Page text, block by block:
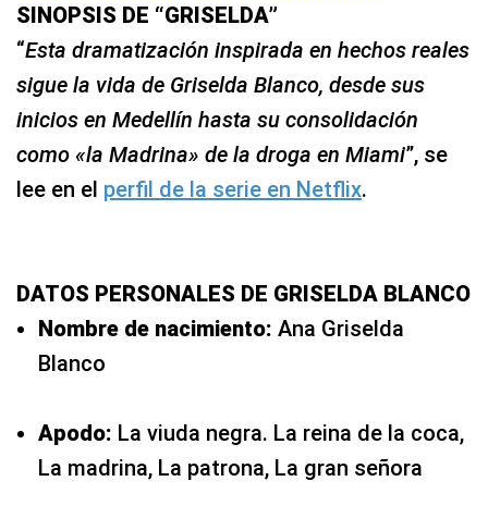
SINOPSIS DE “GRISELDA”
“Esta dramatización inspirada en hechos reales
sigue la vida de Griselda Blanco, desde sus
inicios en Medellín hasta su consolidación
como «la Madrina» de la droga en Miami”, se
lee en el perfil de la serie en Netflix.
DATOS PERSONALES DE GRISELDA BLANCO
Nombre de nacimiento: Ana Griselda
Blanco
Apodo: La viuda negra. La reina de la coca,
La madrina, La patrona, La gran señora